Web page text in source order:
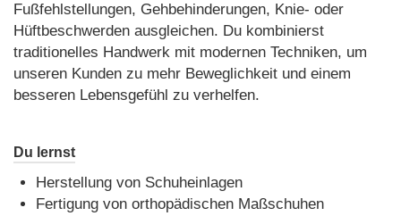
Fußfehlstellungen, Gehbehinderungen, Knie- oder
Hüftbeschwerden ausgleichen. Du kombinierst
traditionelles Handwerk mit modernen Techniken, um
unseren Kunden zu mehr Beweglichkeit und einem
besseren Lebensgefühl zu verhelfen.
Du lernst
Herstellung von Schuheinlagen
Fertigung von orthopädischen Maßschuhen